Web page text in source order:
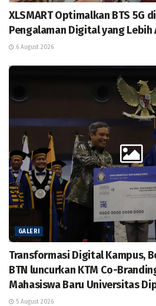
XLSMART Optimalkan BTS 5G
Pengalaman Digital yang Lebih
6 August 2026
GALERI
Transformasi Digital Kampus,
BTN luncurkan KTM Co-
Mahasiswa Baru Universitas
5 August 2026